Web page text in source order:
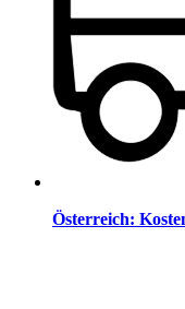
Österreich: